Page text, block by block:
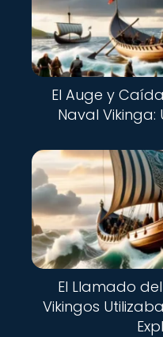
El Auge y
Naval Vikinga:
El Llamado
Vikingos